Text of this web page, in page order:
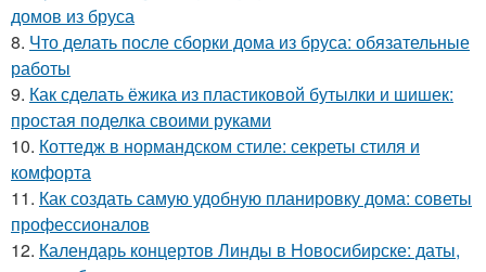
домов из бруса
8. Что делать после сборки дома из бруса: обязательные
работы
9. Как сделать ёжика из пластиковой бутылки и шишек:
простая поделка своими руками
10. Коттедж в нормандском стиле: секреты стиля и
комфорта
11. Как создать самую удобную планировку дома: советы
профессионалов
12. Календарь концертов Линды в Новосибирске: даты,